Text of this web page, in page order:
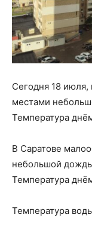
Сегодня 18 июля,
местами
Температура
В Саратове
небольшой
Температура
Температура